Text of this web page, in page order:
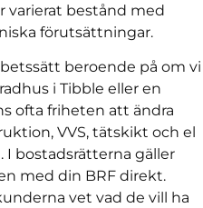
varierat bestånd med
förutsättningar.
beroende på om vi
i Tibble eller en
ofta friheten att ändra
VVS, tätskikt och el
bostadsrätterna gäller
med din BRF direkt.
vet vad de vill ha